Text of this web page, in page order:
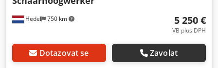
Hedel 750 km 5 250 €
VB plus DPH
Dotazovat se Zavolat